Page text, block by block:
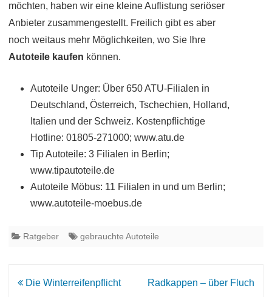
möchten, haben wir eine kleine Auflistung seriöser
Anbieter zusammengestellt. Freilich gibt es aber
noch weitaus mehr Möglichkeiten, wo Sie Ihre
Autoteile kaufen können.
Autoteile Unger: Über 650 ATU-Filialen in
Deutschland, Österreich, Tschechien, Holland,
Italien und der Schweiz. Kostenpflichtige
Hotline: 01805-271000; www.atu.de
Tip Autoteile: 3 Filialen in Berlin;
www.tipautoteile.de
Autoteile Möbus: 11 Filialen in und um Berlin;
www.autoteile-moebus.de
Ratgeber gebrauchte Autoteile
Beitrags-
Die Winterreifenpflicht
Radkappen – über Fluch